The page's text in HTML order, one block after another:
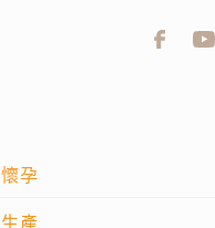
懷孕
生產